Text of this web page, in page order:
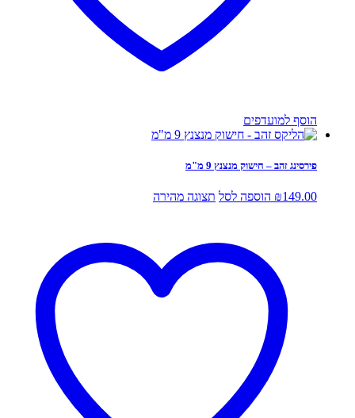
הוסף למועדפים
פירסינג זהב – חישוק מנצנץ 9 מ"מ
₪149.00 הוספה לסל תצוגה מהירה